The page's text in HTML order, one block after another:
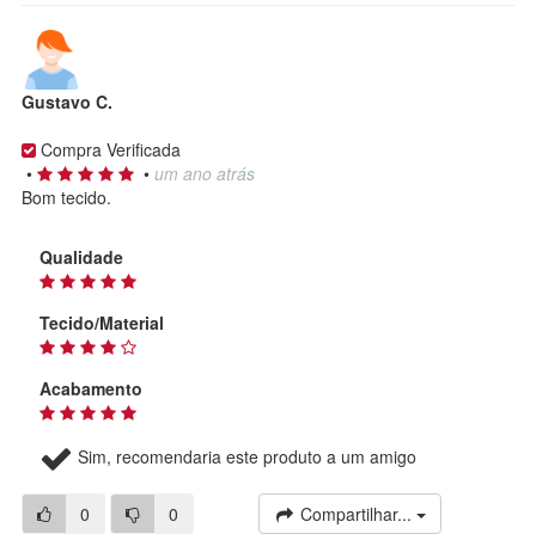
Gustavo C.
Compra Verificada
•
• um ano atrás
Bom tecido.
Qualidade
Tecido/Material
Acabamento
Sim, recomendaria este produto a um amigo
0 0 Compartilhar...